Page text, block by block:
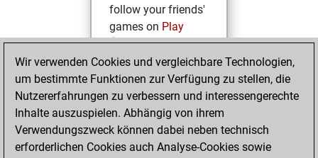
follow your friends'
games on Play
Solve some
beautiful and
challenging Studies
on Studies
Wir verwenden Cookies und vergleichbare Technologien,
um bestimmte Funktionen zur Verfügung zu stellen, die
Nutzererfahrungen zu verbessern und interessengerechte
Inhalte auszuspielen. Abhängig von ihrem
Verwendungszweck können dabei neben technisch
erforderlichen Cookies auch Analyse-Cookies sowie